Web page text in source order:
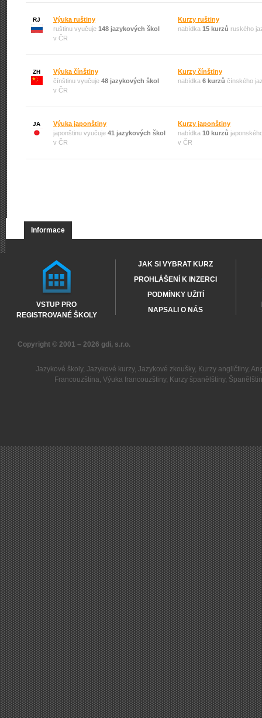
RJ
Výuka ruštiny
ruštinu vyučuje 148 jazykových škol
v ČR
Kurzy ruštiny
nabídka 15 kurzů ruského
ZH
Výuka čínštiny
čínštinu vyučuje 48 jazykových škol
v ČR
Kurzy čínštiny
nabídka 6 kurzů čínského
JA
Výuka japonštiny
japonštinu vyučuje 41 jazykových škol
v ČR
Kurzy japonštiny
nabídka 10 kurzů
v ČR
Informace
VSTUP PRO
REGISTROVANÉ ŠKOLY
JAK SI VYBRAT KURZ
PROHLÁŠENÍ K INZERCI
PODMÍNKY UŽITÍ
NAPSALI O NÁS
Copyright © 2001 – 2026 gdi, s.r.o.
Jazykové školy, Jazykové kurzy, Jazykové zkoušky, Kurzy angličtiny,
Francouzština,Výuka francouzštiny, Kurzy španělštiny,